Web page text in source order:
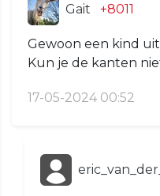
Gait +8011
Gewoon een kind
Kun je de kanten
17-05-2024 00:52